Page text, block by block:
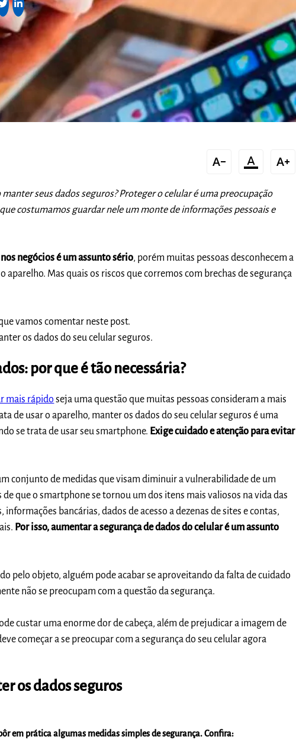
text_decrease format_color_text text_increase
manter seus dados seguros? Proteger o celular é uma preocupação
costumamos guardar nele um monte de informações pessoais e
negócios é um assunto sério, porém muitas pessoas desconhecem a
aparelho. Mas quais os riscos que corremos com brechas de segurança
vamos comentar neste post.
os dados do seu celular seguros.
por que é tão necessária?
mais rápido seja uma questão que muitas pessoas consideram a mais
de usar o aparelho, manter os dados do seu celular seguros é uma
se trata de usar seu smartphone. Exige cuidado e atenção para evitar
conjunto de medidas que visam diminuir a vulnerabilidade de um
de que o smartphone se tornou um dos itens mais valiosos na vida das
informações bancárias, dados de acesso a dezenas de sites e contas,
Por isso, aumentar a segurança de dados do celular é um assunto
pelo objeto, alguém pode acabar se aproveitando da falta de cuidado
não se preocupam com a questão da segurança.
custar uma enorme dor de cabeça, além de prejudicar a imagem de
começar a se preocupar com a segurança do seu celular agora
os dados seguros
em prática algumas medidas simples de segurança.Confira: